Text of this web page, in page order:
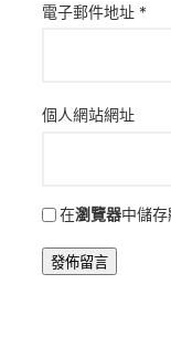
電子郵件地址 *
個人網站網址
在瀏覽器中儲